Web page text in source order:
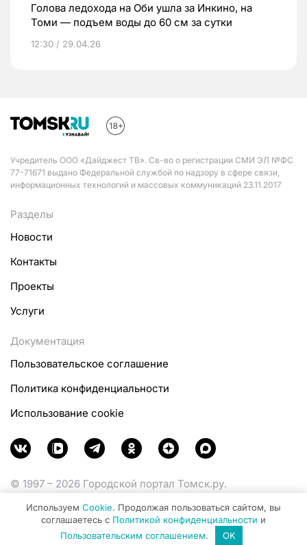
Голова ледохода на Оби ушла за Инкино, на
Томи — подъем воды до 60 см за сутки
12:30 / 29.04.26
Учредитель ООО «Дайджест ТВ». Св-во о регистрации СМИ ЭЛ №ФС
77-71671 выдано Федеральной службой по надзору в сфере связи,
информационных технологий и массовых коммуникаций 23.11.2017
Разделы
Новости
Контакты
Проекты
Услуги
Документация
Пользовательское соглашение
Политика конфиденциальности
Использование cookie
© 1997 – 2026 Городской портал Томск.ру.
Министерства цифрового развития, связи и массовых
коммуникаций Российской Федерации.
Используем Cookie. Продолжая пользоваться сайтом, вы
соглашаетесь с Политикой конфиденциальности и
Пользовательским соглашением. OK